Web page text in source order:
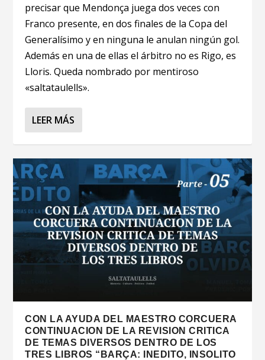
precisar que Mendonça juega dos veces con
Franco presente, en dos finales de la Copa del
Generalísimo y en ninguna le anulan ningún gol.
Además en una de ellas el árbitro no es Rigo, es
Lloris. Queda nombrado por mentiroso
«saltataulells».
LEER MÁS
CON LA AYUDA DEL MAESTRO CORCUERA
CONTINUACION DE LA REVISION CRITICA
DE TEMAS DIVERSOS DENTRO DE LOS
TRES LIBROS “BARÇA: INEDITO, INSOLITO